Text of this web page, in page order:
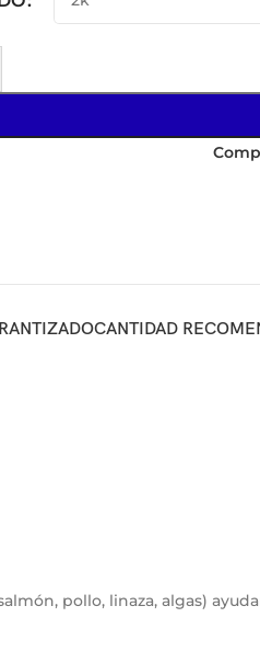
CANTIDAD
pollo, linaza, algas)